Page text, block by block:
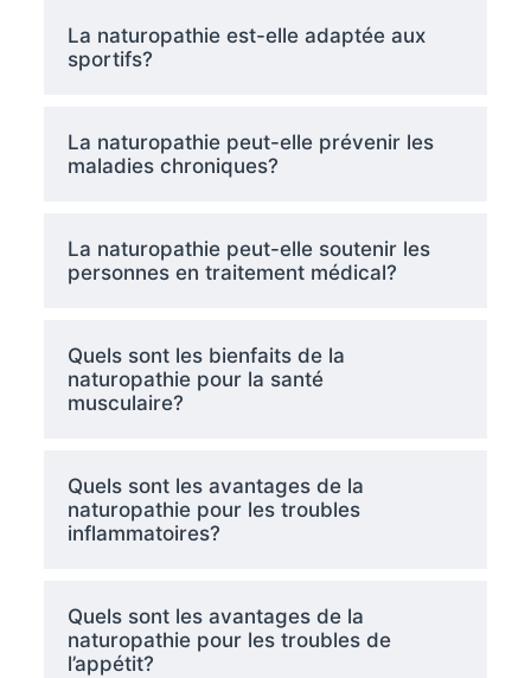
La naturopathie est-elle adaptée aux
sportifs?
La naturopathie peut-elle prévenir les
maladies chroniques?
La naturopathie peut-elle soutenir les
personnes en traitement médical?
Quels sont les bienfaits de la
naturopathie pour la santé
musculaire?
Quels sont les avantages de la
naturopathie pour les troubles
inflammatoires?
Quels sont les avantages de la
naturopathie pour les troubles de
l’appétit?